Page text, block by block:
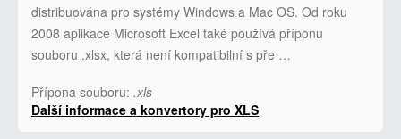
distribuována pro systémy Windows a Mac OS. Od roku
2008 aplikace Microsoft Excel také používá příponu
souboru .xlsx, která není kompatibilní s pře …
Přípona souboru: .xls
Další informace a konvertory pro XLS